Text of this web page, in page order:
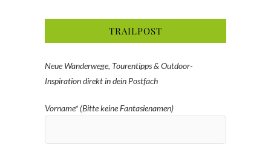
TRAILPOST
Neue Wanderwege, Tourentipps & Outdoor-
Inspiration direkt in dein Postfach
Vorname* (Bitte keine Fantasienamen)